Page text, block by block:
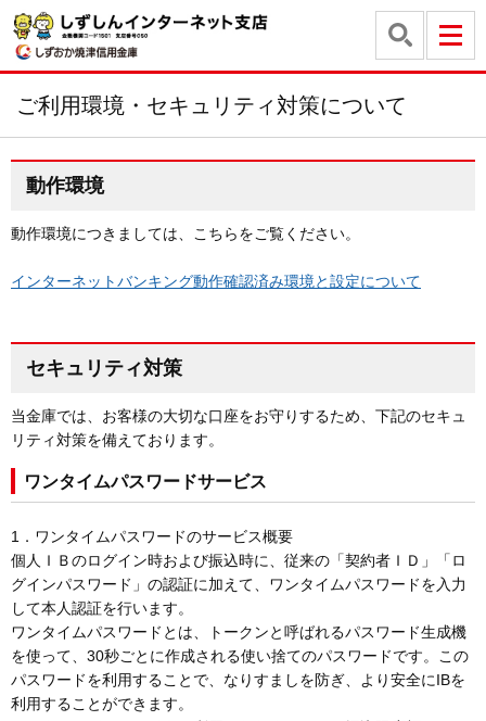
ご利用環境・セキュリティ対策について
動作環境
動作環境につきましては、こちらをご覧ください。
インターネットバンキング動作確認済み環境と設定について
セキュリティ対策
当金庫では、お客様の大切な口座をお守りするため、下記のセキュ
リティ対策を備えております。
ワンタイムパスワードサービス
1．ワンタイムパスワードのサービス概要
個人ＩＢのログイン時および振込時に、従来の「契約者ＩＤ」「ロ
グインパスワード」の認証に加えて、ワンタイムパスワードを入力
して本人認証を行います。
ワンタイムパスワードとは、トークンと呼ばれるパスワード生成機
を使って、30秒ごとに作成される使い捨てのパスワードです。この
パスワードを利用することで、なりすましを防ぎ、より安全にIBを
利用することができます。